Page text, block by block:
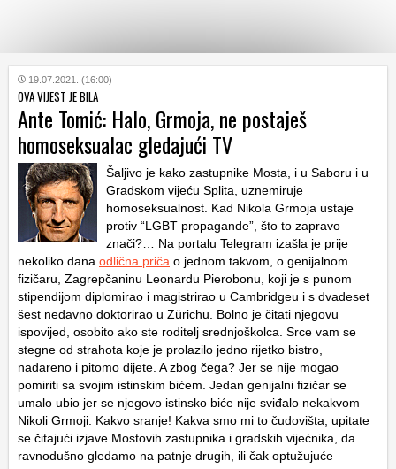
KATEGORIJE
HRVATSKI
WEB
19.07.2021. (16:00)
OVA VIJEST JE BILA
Ante Tomić: Halo, Grmoja, ne postaješ
homoseksualac gledajući TV
Šaljivo je kako zastupnike Mosta, i u Saboru i u
Gradskom vijeću Splita, uznemiruje
homoseksualnost. Kad Nikola Grmoja ustaje
protiv “LGBT propagande”, što to zapravo
znači?… Na portalu Telegram izašla je prije
nekoliko dana odlična priča o jednom takvom, o genijalnom
fizičaru, Zagrepčaninu Leonardu Pierobonu, koji je s punom
stipendijom diplomirao i magistrirao u Cambridgeu i s dvadeset
šest nedavno doktorirao u Zürichu. Bolno je čitati njegovu
ispovijed, osobito ako ste roditelj srednjoškolca. Srce vam se
stegne od strahota koje je prolazilo jedno rijetko bistro,
nadareno i pitomo dijete. A zbog čega? Jer se nije mogao
pomiriti sa svojim istinskim bićem. Jedan genijalni fizičar se
umalo ubio jer se njegovo istinsko biće nije sviđalo nekakvom
Nikoli Grmoji. Kakvo sranje! Kakva smo mi to čudovišta, upitate
se čitajući izjave Mostovih zastupnika i gradskih vijećnika, da
ravnodušno gledamo na patnje drugih, ili čak optužujuće